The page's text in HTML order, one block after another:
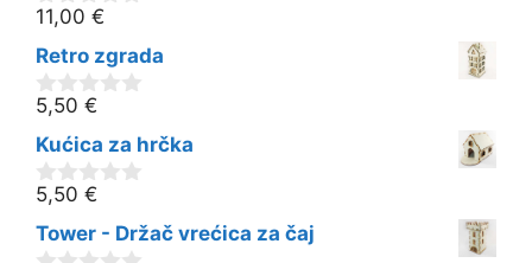
0
o
d
5
11,00 €
Retro zgrada
0
o
d
5
5,50 €
Kućica za hrčka
0
o
d
5,50 €
Tower - Držač vrećica za čaj